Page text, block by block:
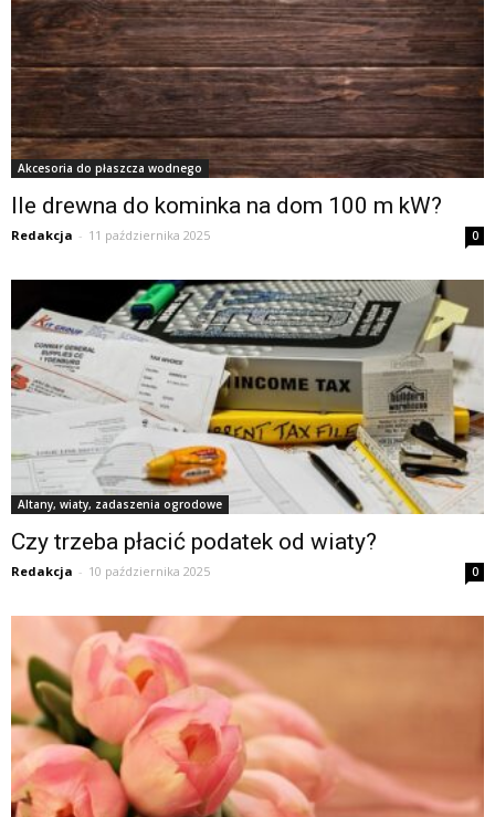
Akcesoria do płaszcza wodnego
Ile drewna do kominka na dom 100 m kW?
Redakcja - 11 października 2025 0
Altany, wiaty, zadaszenia ogrodowe
Czy trzeba płacić podatek od wiaty?
Redakcja - 10 października 2025 0